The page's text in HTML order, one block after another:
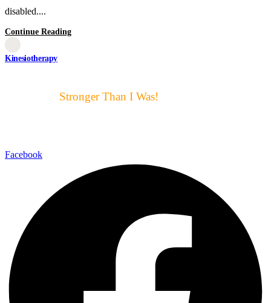
disabled....
Continue Reading
Kinesiotherapy
Stronger Than I Was!
Facebook